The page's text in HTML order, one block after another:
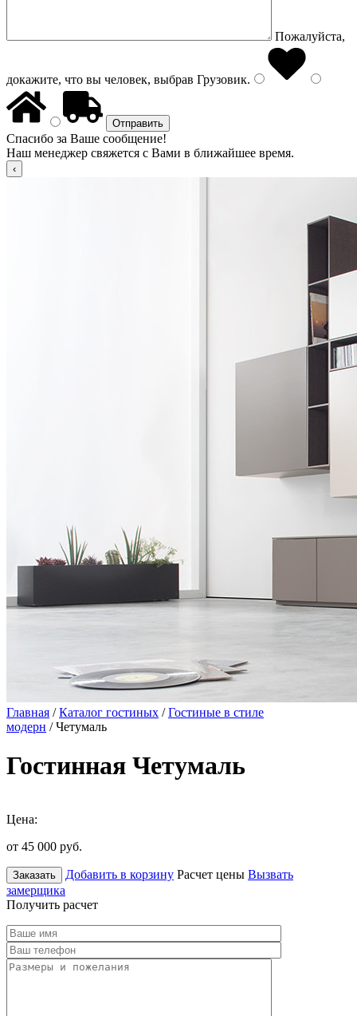
Пожалуйста,
докажите, что вы человек, выбрав Грузовик.
Спасибо за Ваше сообщение!
Наш менеджер свяжется с Вами в ближайшее время.
Главная /Каталог гостиных /Гостиные в стиле
модерн / Четумаль
Гостинная Четумаль
Цена:
от 45 000 руб.
Заказать Добавить в корзину Расчет цены Вызвать
замерщика
Получить расчет